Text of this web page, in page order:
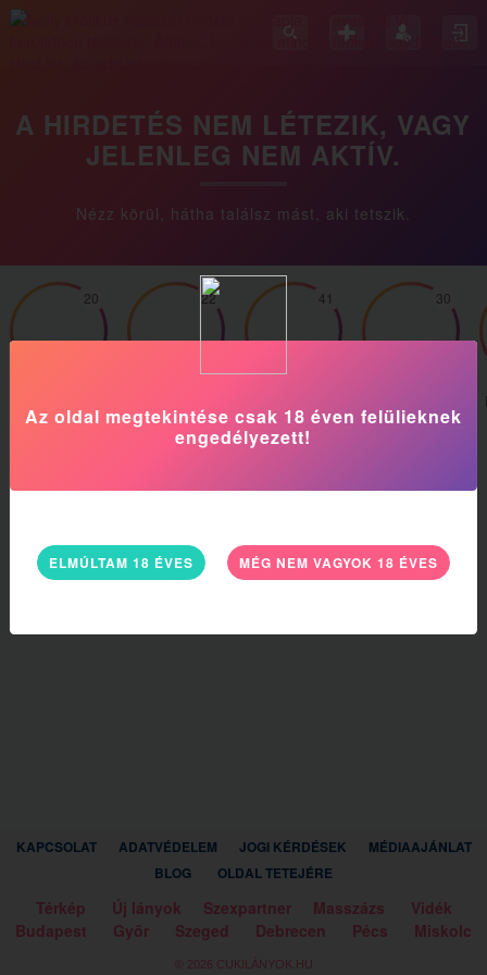
A HIRDETÉS NEM LÉTEZIK, VAGY
JELENLEG NEM AKTÍV.
Nézz körül, hátha találsz mást, aki tetszik.
20 22 41 30
KAPCSOLAT ADATVÉDELEM JOGI KÉRDÉSEK
MÉDIAAJÁNLAT
BLOG
OLDAL TETEJÉRE
Térkép Új lányok Szexpartner Masszázs
Vidék
Budapest
Győr Szeged Debrecen Pécs Miskolc
© 2026 CUKILÁNYOK.HU
Az oldal megtekintése csak 18 éven felülieknek
engedélyezett!
ELMÚLTAM 18 ÉVES MÉG NEM VAGYOK 18 ÉVES